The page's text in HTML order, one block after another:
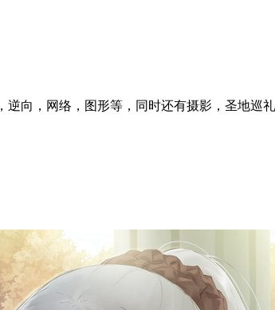
，逆向，网络，图形等，同时还有摄影，圣地巡